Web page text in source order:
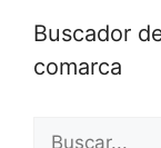
Buscador
comarca
Buscar: